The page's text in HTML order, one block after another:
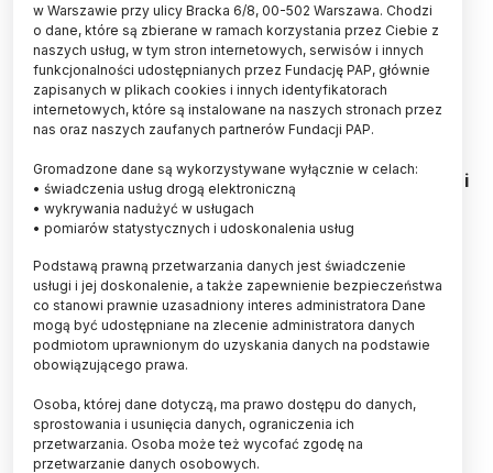
10.07.2012
aktualizacja: 10.07.2012
2 minuty czytania
Fot. Fotolia
Blisko 30 polskojęzycznych studentów z Białorusi i
Rosji bierze udział w pierwszej Letniej Szkole
Języka Polskiego i Kultury Polskiej organizowanej
dla nich m.in. szkolenia językowe, literackie oraz
wycieczki po regionie.
Letnią szkołę zainaugurowano w poniedziałek na
Uniwersytecie w Białymstoku (UwB). Tutaj też będą
odbywać się zajęcia. Szkoła zakończy się 29 lipca.
Finansowana jest ze środków Ministerstwa Nauki i
Szkolnictwa Wyższego.
w Warszawie przy ulicy Bracka 6/8, 00-502 Warszawa. Chodzi
o dane, które są zbierane w ramach korzystania przez Ciebie z
naszych usług, w tym stron internetowych, serwisów i innych
funkcjonalności udostępnianych przez Fundację PAP, głównie
zapisanych w plikach cookies i innych identyfikatorach
internetowych, które są instalowane na naszych stronach przez
nas oraz naszych zaufanych partnerów Fundacji PAP.
Gromadzone dane są wykorzystywane wyłącznie w celach:
• świadczenia usług drogą elektroniczną
• wykrywania nadużyć w usługach
• pomiarów statystycznych i udoskonalenia usług
Podstawą prawną przetwarzania danych jest świadczenie
usługi i jej doskonalenie, a także zapewnienie bezpieczeństwa
co stanowi prawnie uzasadniony interes administratora Dane
mogą być udostępniane na zlecenie administratora danych
podmiotom uprawnionym do uzyskania danych na podstawie
obowiązującego prawa.
Osoba, której dane dotyczą, ma prawo dostępu do danych,
sprostowania i usunięcia danych, ograniczenia ich
przetwarzania. Osoba może też wycofać zgodę na
przetwarzanie danych osobowych.